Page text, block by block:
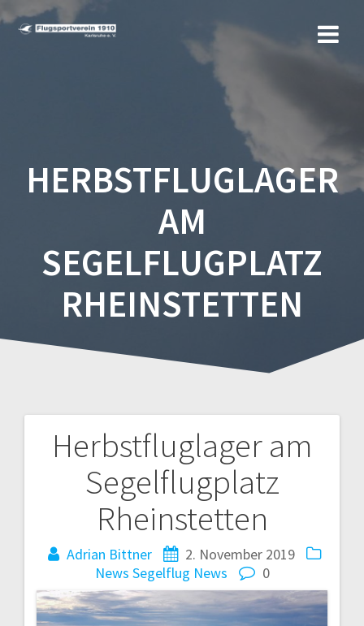
springen
HERBSTFLUGLAGER
AM
SEGELFLUGPLATZ
RHEINSTETTEN
Herbstfluglager am
Segelflugplatz
Rheinstetten
Adrian Bittner
2. November 2019
News Segelflug News 0
Beitragsnavigation